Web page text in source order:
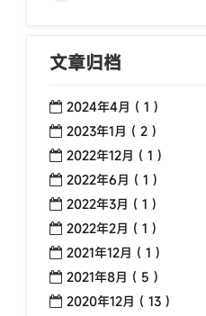
文章归档
2024年4月 ( 1 )
2023年1月 ( 2 )
2022年12月 ( 1 )
2022年6月 ( 1 )
2022年3月 ( 1 )
2022年2月 ( 1 )
2021年12月 ( 1 )
2021年8月 ( 5 )
2020年12月 ( 13 )